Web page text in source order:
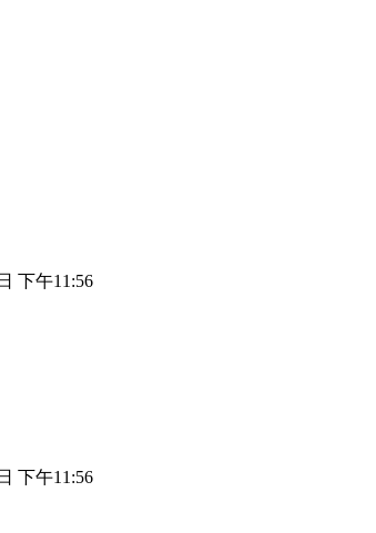
下午11:56
下午11:56